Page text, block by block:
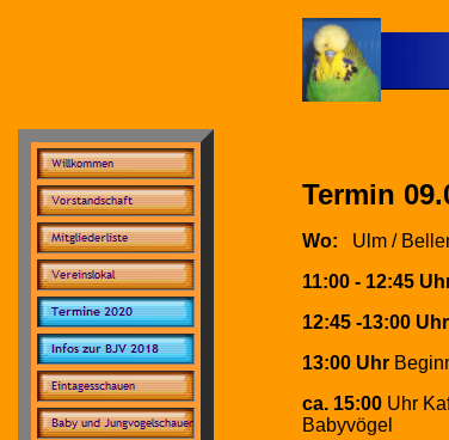
Termin
Wo:
Ulm /
11:00 - 12:45
12:45 -13:00 Uhr
13:00 Uhr
ca. 15:00 Uhr
Babyvögel